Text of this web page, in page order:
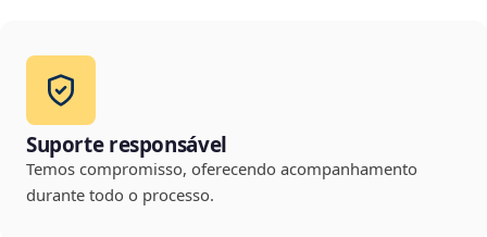
Suporte responsável
Temos compromisso, oferecendo acompanhamento
durante todo o processo.